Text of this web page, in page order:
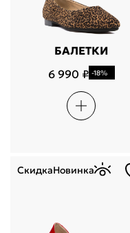
БАЛЕТКИ
6 990 ₽ -18%
СкидкаНовинка